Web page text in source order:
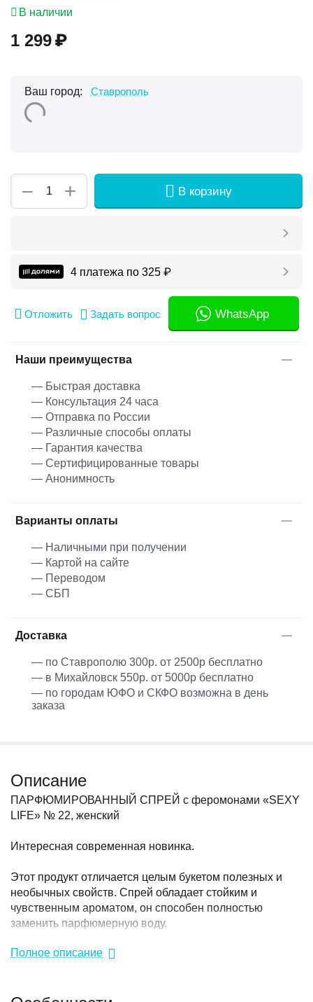
В наличии
1 299₽
Ваш город: Ставрополь
+
− В корзину
4 платежа по 325 ₽
Отложить Задать вопрос WhatsApp
Наши преимущества
— Быстрая доставка
— Консультация 24 часа
— Отправка по России
— Различные способы оплаты
— Гарантия качества
— Сертифицированные товары
— Анонимность
Варианты оплаты
— Наличными при получении
— Картой на сайте
— Переводом
— СБП
Доставка
— по Ставрополю 300р. от 2500р бесплатно
— в Михайловск 550р. от 5000р бесплатно
— по городам ЮФО и СКФО возможна в день
заказа
Описание
ПАРФЮМИРОВАННЫЙ СПРЕЙ с феромонами «SEXY
LIFE» № 22, женский
Интересная современная новинка.
Этот продукт отличается целым букетом полезных и
необычных свойств. Спрей обладает стойким и
чувственным ароматом, он способен полностью
заменить парфюмерную воду.
Семейство ароматов: ВОСТОЧНЫЕ, ЦВЕТОЧНЫЕ.
Полное описание